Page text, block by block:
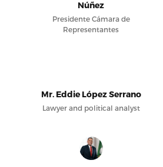
Núñez
Presidente Cámara de
Representantes
Mr. Eddie López Serrano
Lawyer and political analyst